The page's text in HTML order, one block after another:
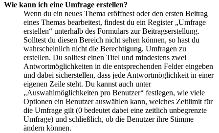
Wie kann ich eine Umfrage erstellen?
Wenn du ein neues Thema eröffnest oder den ersten Beitrag
eines Themas bearbeitest, findest du ein Register „Umfrage
erstellen“ unterhalb des Formulars zur Beitragserstellung.
Solltest du diesen Bereich nicht sehen können, so hast du
wahrscheinlich nicht die Berechtigung, Umfragen zu
erstellen. Du solltest einen Titel und mindestens zwei
Antwortmöglichkeiten in die entsprechenden Felder eingeben
und dabei sicherstellen, dass jede Antwortmöglichkeit in einer
eigenen Zeile steht. Du kannst auch unter
„Auswahlmöglichkeiten pro Benutzer“ festlegen, wie viele
Optionen ein Benutzer auswählen kann, welches Zeitlimit für
die Umfrage gilt (0 bedeutet dabei eine zeitlich unbegrenzte
Umfrage) und schließlich, ob die Benutzer ihre Stimme
ändern können.